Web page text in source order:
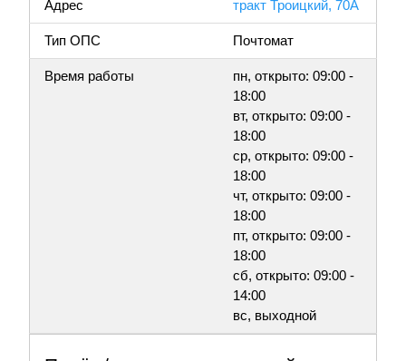
Адрес тракт Троицкий, 70А
Тип ОПС Почтомат
Время работы
пн, открыто: 09:00 -
18:00
вт, открыто: 09:00 -
18:00
ср, открыто: 09:00 -
18:00
чт, открыто: 09:00 -
18:00
пт, открыто: 09:00 -
18:00
сб, открыто: 09:00 -
14:00
вс, выходной